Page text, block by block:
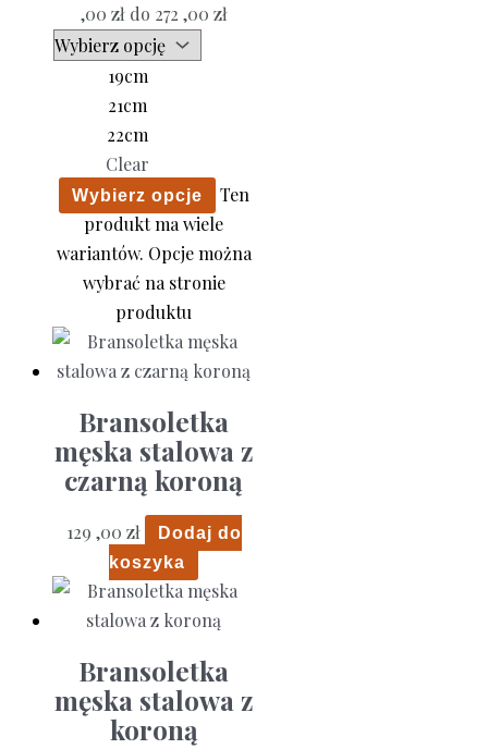
,00 zł do 272 ,00 zł
19cm
21cm
22cm
Clear
Wybierz opcje
Ten
produkt ma wiele
wariantów. Opcje można
wybrać na stronie
produktu
Bransoletka
męska stalowa z
czarną koroną
129 ,00 zł
Dodaj do
koszyka
Bransoletka
męska stalowa z
koroną